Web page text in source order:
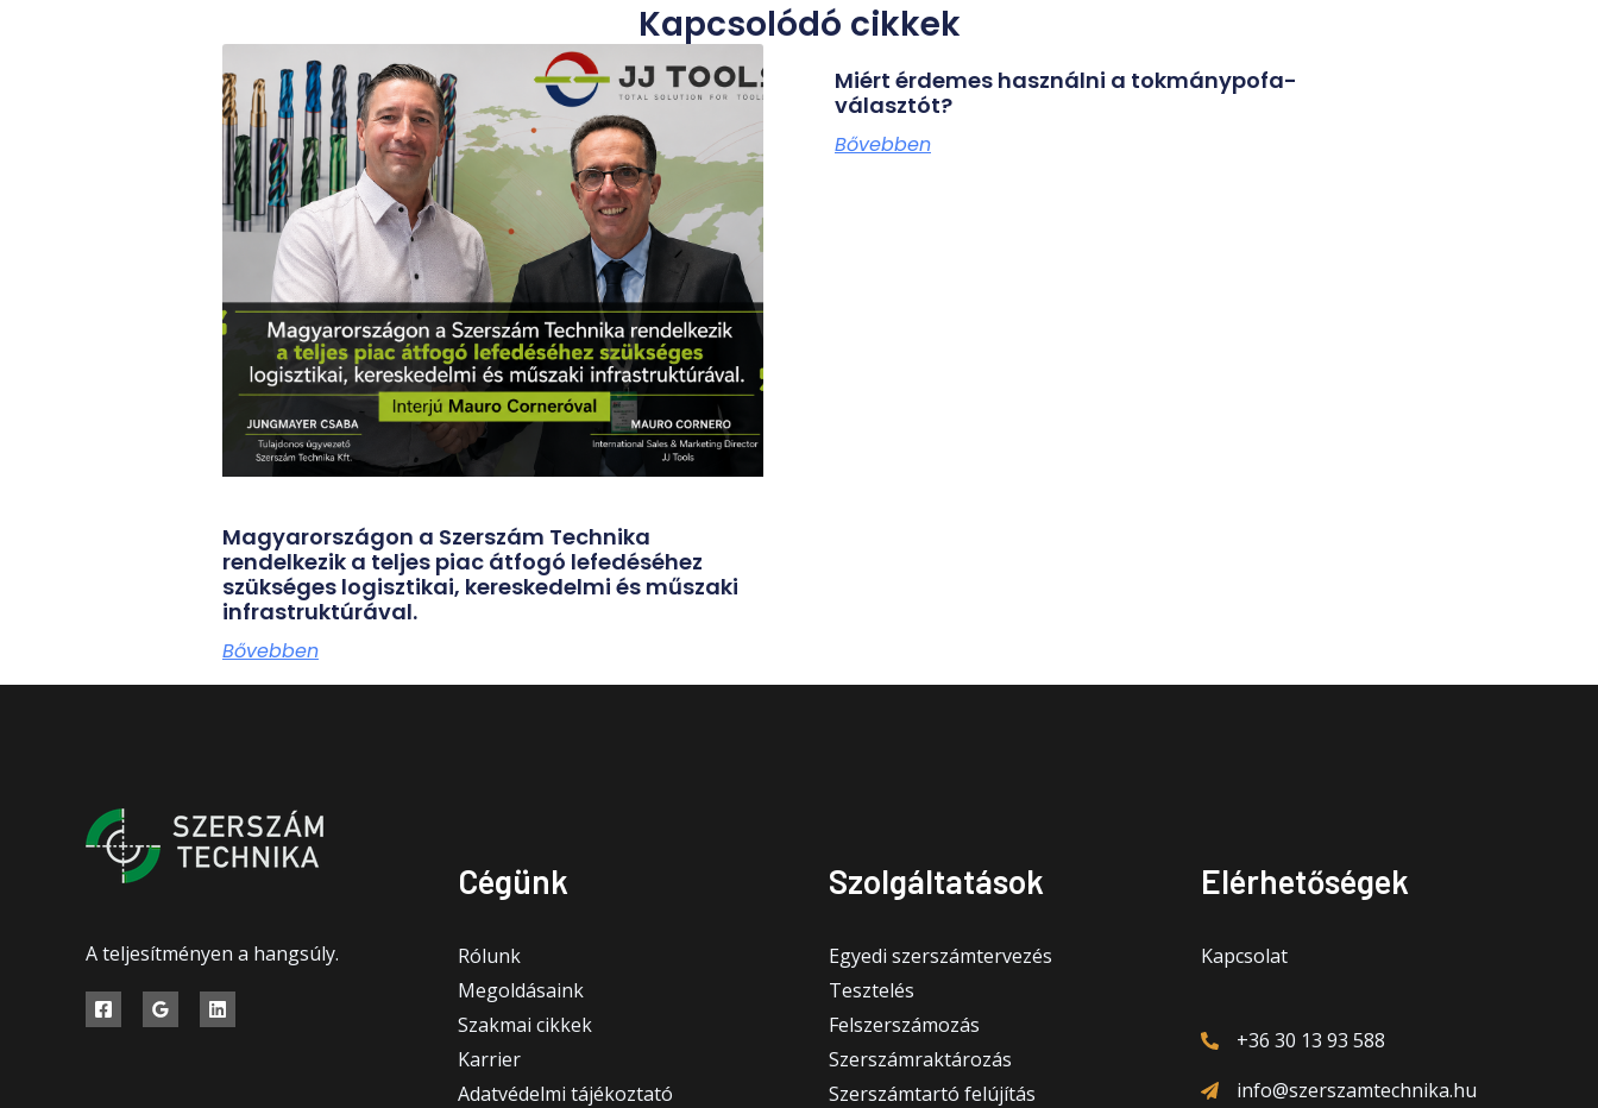
Kapcsolódó cikkek
Magyarországon a Szerszám Technika
rendelkezik a teljes piac átfogó lefedéséhez
szükséges logisztikai, kereskedelmi és műszaki
infrastruktúrával.
Bővebben
Miért érdemes használni a tokmánypofa-
választót?
Bővebben
A teljesítményen a hangsúly.
Cégünk
Rólunk
Megoldásaink
Szakmai cikkek
Karrier
Adatvédelmi tájékoztató
Szolgáltatások
Egyedi szerszámtervezés
Tesztelés
Felszerszámozás
Szerszámraktározás
Szerszámtartó felújítás
Elérhetőségek
Kapcsolat
+36 30 13 93 588
info@szerszamtechnika.hu